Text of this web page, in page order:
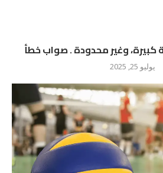
كبيرة، وغير محدودة . صواب خطأ
يوليو 25, 2025